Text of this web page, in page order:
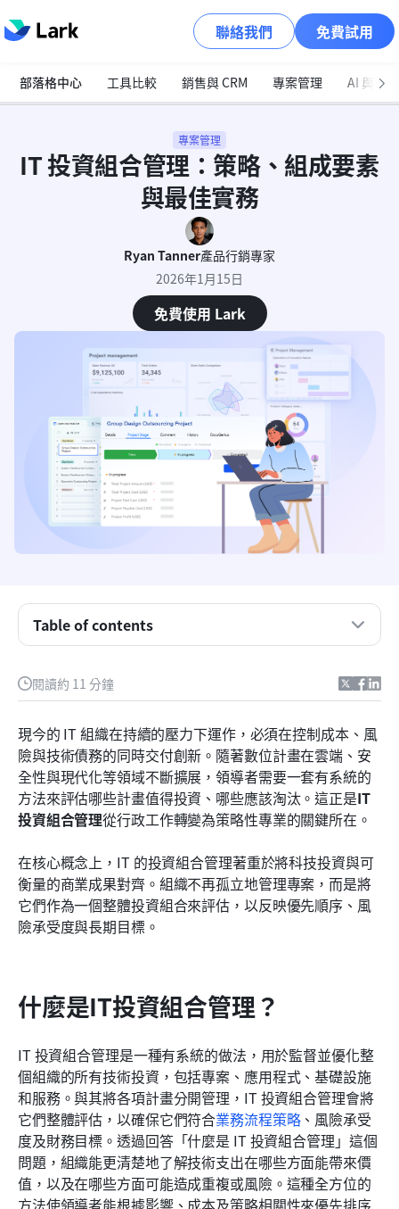
聯絡我們 免費試用
部落格中心 工具比較 銷售與 CRM 專案管理 AI 與自
專案管理
IT 投資組合管理：策略、組成要素
與最佳實務
Ryan Tanner產品行銷專家
2026年1月15日
免費使用 Lark
閱讀約 11 分鐘
現今的 IT 組織在持續的壓力下運作，必須在控制成本、風
險與技術債務的同時交付創新。隨著數位計畫在雲端、安
全性與現代化等領域不斷擴展，領導者需要一套有系統的
方法來評估哪些計畫值得投資、哪些應該淘汰。這正是IT
投資組合管理從行政工作轉變為策略性專業的關鍵所在。
在核心概念上，IT 的投資組合管理著重於將科技投資與可
衡量的商業成果對齊。組織不再孤立地管理專案，而是將
它們作為一個整體投資組合來評估，以反映優先順序、風
險承受度與長期目標。
什麼是IT投資組合管理？
IT 投資組合管理是一種有系統的做法，用於監督並優化整
個組織的所有技術投資，包括專案、應用程式、基礎設施
和服務。與其將各項計畫分開管理，IT 投資組合管理會將
它們整體評估，以確保它們符合業務流程策略、風險承受
度及財務目標。透過回答「什麼是 IT 投資組合管理」這個
問題，組織能更清楚地了解技術支出在哪些方面能帶來價
值，以及在哪些方面可能造成重複或風險。這種全方位的
方法使領導者能根據影響、成本及策略相關性來優先排序
Table of contents
什麼是IT投資組合管理？
當今 IT 投資組合管理的重要性之五大原因
IT 投資組合的 5 個關鍵組成部分
逐步的 IT 投資組合設定流程
Lark 如何改善投資組合決策制定
IT 投資組合管理中的常見挑戰
管理 IT 投資組合的最佳實務
結論
常見問題